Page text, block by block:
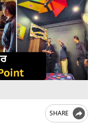
SHARE